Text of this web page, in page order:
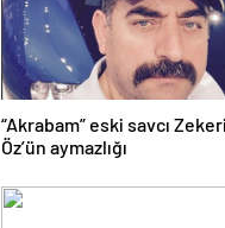
“Akrabam” eski savcı
Öz’ün aymazlığı